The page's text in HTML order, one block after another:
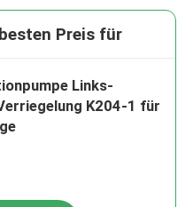
Preis für
Links-
K204-1 für